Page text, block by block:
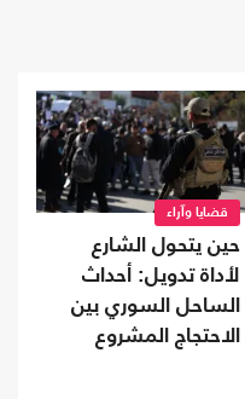
قضايا وآراء
حين يتحول الشارع
لأداة تدويل: أحداث
الساحل السوري بين
الاحتجاج المشروع